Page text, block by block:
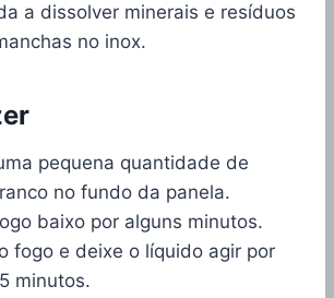
a dissolver minerais e resíduos
no inox.
pequena quantidade de
no fundo da panela.
baixo por alguns minutos.
fogo e deixe o líquido agir por
minutos.